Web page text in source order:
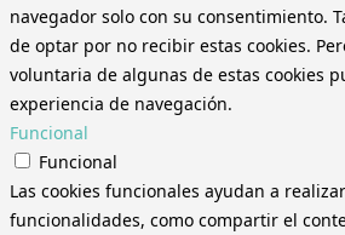
navegador solo con su consentimiento.
de optar por no recibir estas cookies.
voluntaria de algunas de estas cookies
experiencia de navegación.
Funcional
Funcional
Las cookies funcionales ayudan a
funcionalidades, como compartir el